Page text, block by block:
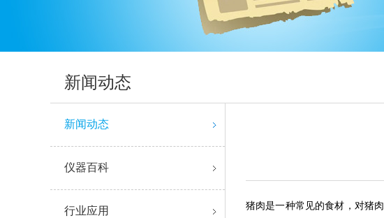
新闻动态
新闻动态
仪器百科
行业应用
猪肉是一种常见的食材，对猪